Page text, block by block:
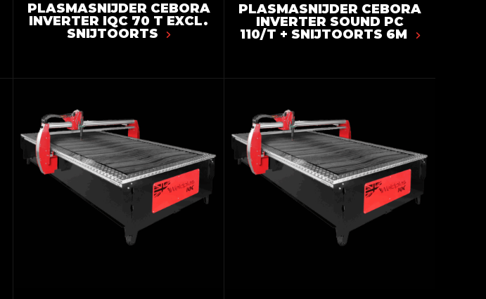
PLASMASNIJDER CEBORA
INVERTER IQC 70 T EXCL.
SNIJTOORTS
PLASMASNIJDER CEBORA
INVERTER SOUND PC
110/T + SNIJTOORTS 6M